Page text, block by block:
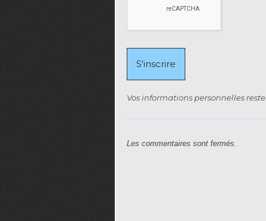
Vos informations personnelles
Les commentaires sont fermés.